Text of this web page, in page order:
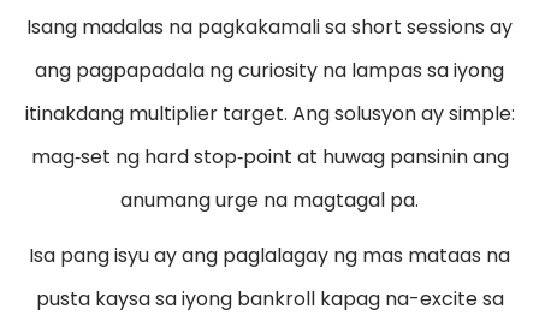
Isang madalas na pagkakamali sa short sessions ay
ang pagpapadala ng curiosity na lampas sa iyong
itinakdang multiplier target. Ang solusyon ay simple:
mag‑set ng hard stop‑point at huwag pansinin ang
anumang urge na magtagal pa.
Isa pang isyu ay ang paglalagay ng mas mataas na
pusta kaysa sa iyong bankroll kapag na-excite sa